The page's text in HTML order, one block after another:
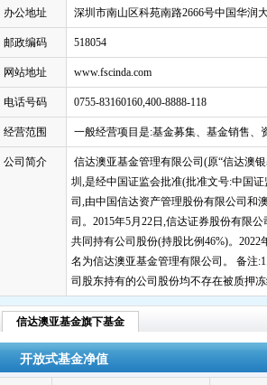
办公地址 深圳市南山区科苑南路2666号中国华润
邮政编码 518054
网站地址 www.fscinda.com
电话号码 0755-83160160,400-8888-118
经营范围 一般经营项目是:基金募集、基金销售、
公司简介
信达澳亚基金管理有限公司(原“信达澳
圳,是经中国证监会批准(批准文号:中国
司,由中国信达资产管理股份有限公司和
司。2015年5月22日,信达证券股份有限
共同持有公司股份(持股比例46%)。
名为信达澳亚基金管理有限公司。 备注
司股东持有的公司股份均不存在被质押冻
信达澳亚基金旗下基金
开放式基金净值